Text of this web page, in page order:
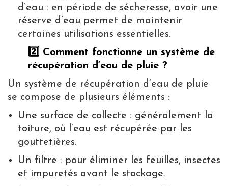
d’eau : en période de sécheresse, avoir une
réserve d’eau permet de maintenir
certaines utilisations essentielles.
2️⃣ Comment fonctionne un système de
récupération d’eau de pluie ?
Un système de récupération d’eau de pluie
se compose de plusieurs éléments :
Une surface de collecte : généralement la
toiture, où l’eau est récupérée par les
gouttetières.
Un filtre : pour éliminer les feuilles, insectes
et impuretés avant le stockage.